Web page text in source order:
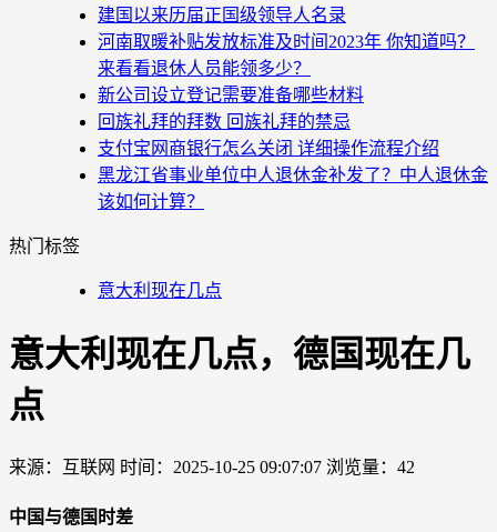
建国以来历届正国级领导人名录
河南取暖补贴发放标准及时间2023年 你知道吗？
来看看退休人员能领多少？
新公司设立登记需要准备哪些材料
回族礼拜的拜数 回族礼拜的禁忌
支付宝网商银行怎么关闭 详细操作流程介绍
黑龙江省事业单位中人退休金补发了？中人退休金
该如何计算？
热门标签
意大利现在几点
意大利现在几点，德国现在几
点
来源：互联网 时间：2025-10-25 09:07:07 浏览量：42
中国与德国时差